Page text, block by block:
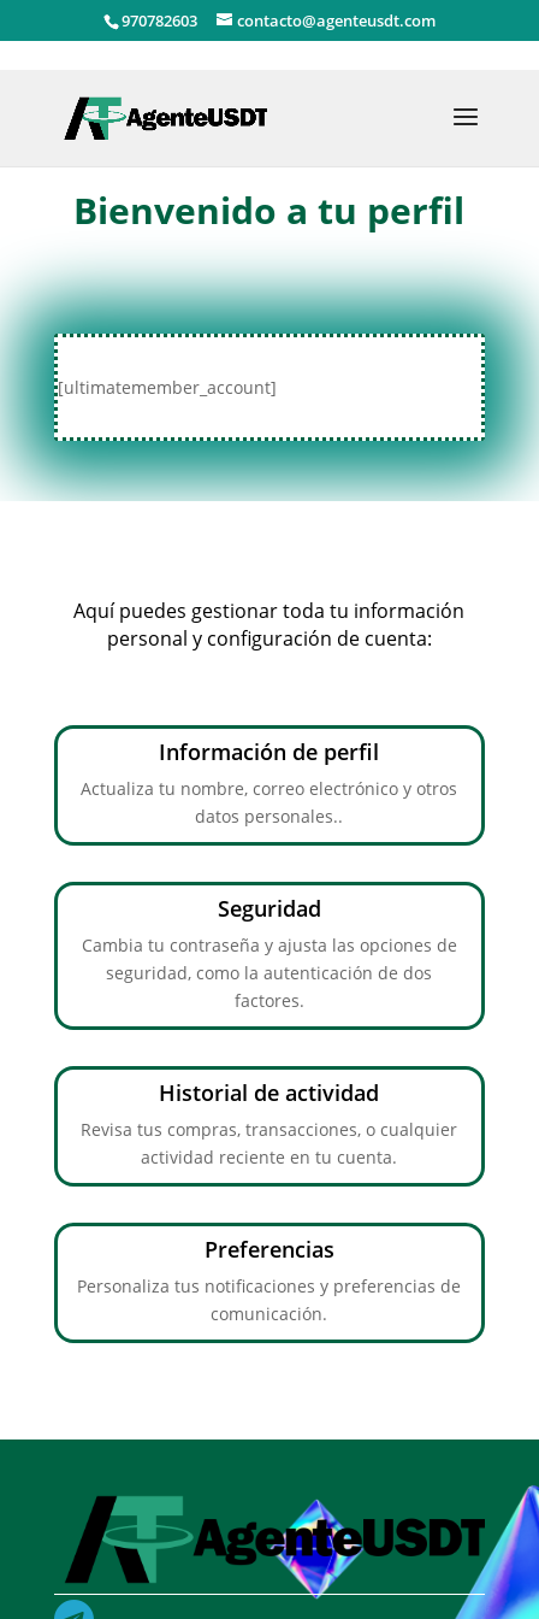
970782603 contacto@agenteusdt.com
Bienvenido a tu perfil
[ultimatemember_account]
Aquí puedes gestionar toda tu información
personal y configuración de cuenta:
Información de perfil
Actualiza tu nombre, correo electrónico y otros
datos personales..
Seguridad
Cambia tu contraseña y ajusta las opciones de
seguridad, como la autenticación de dos
factores.
Historial de actividad
Revisa tus compras, transacciones, o cualquier
actividad reciente en tu cuenta.
Preferencias
Personaliza tus notificaciones y preferencias de
comunicación.